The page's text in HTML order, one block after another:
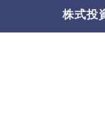
株式投